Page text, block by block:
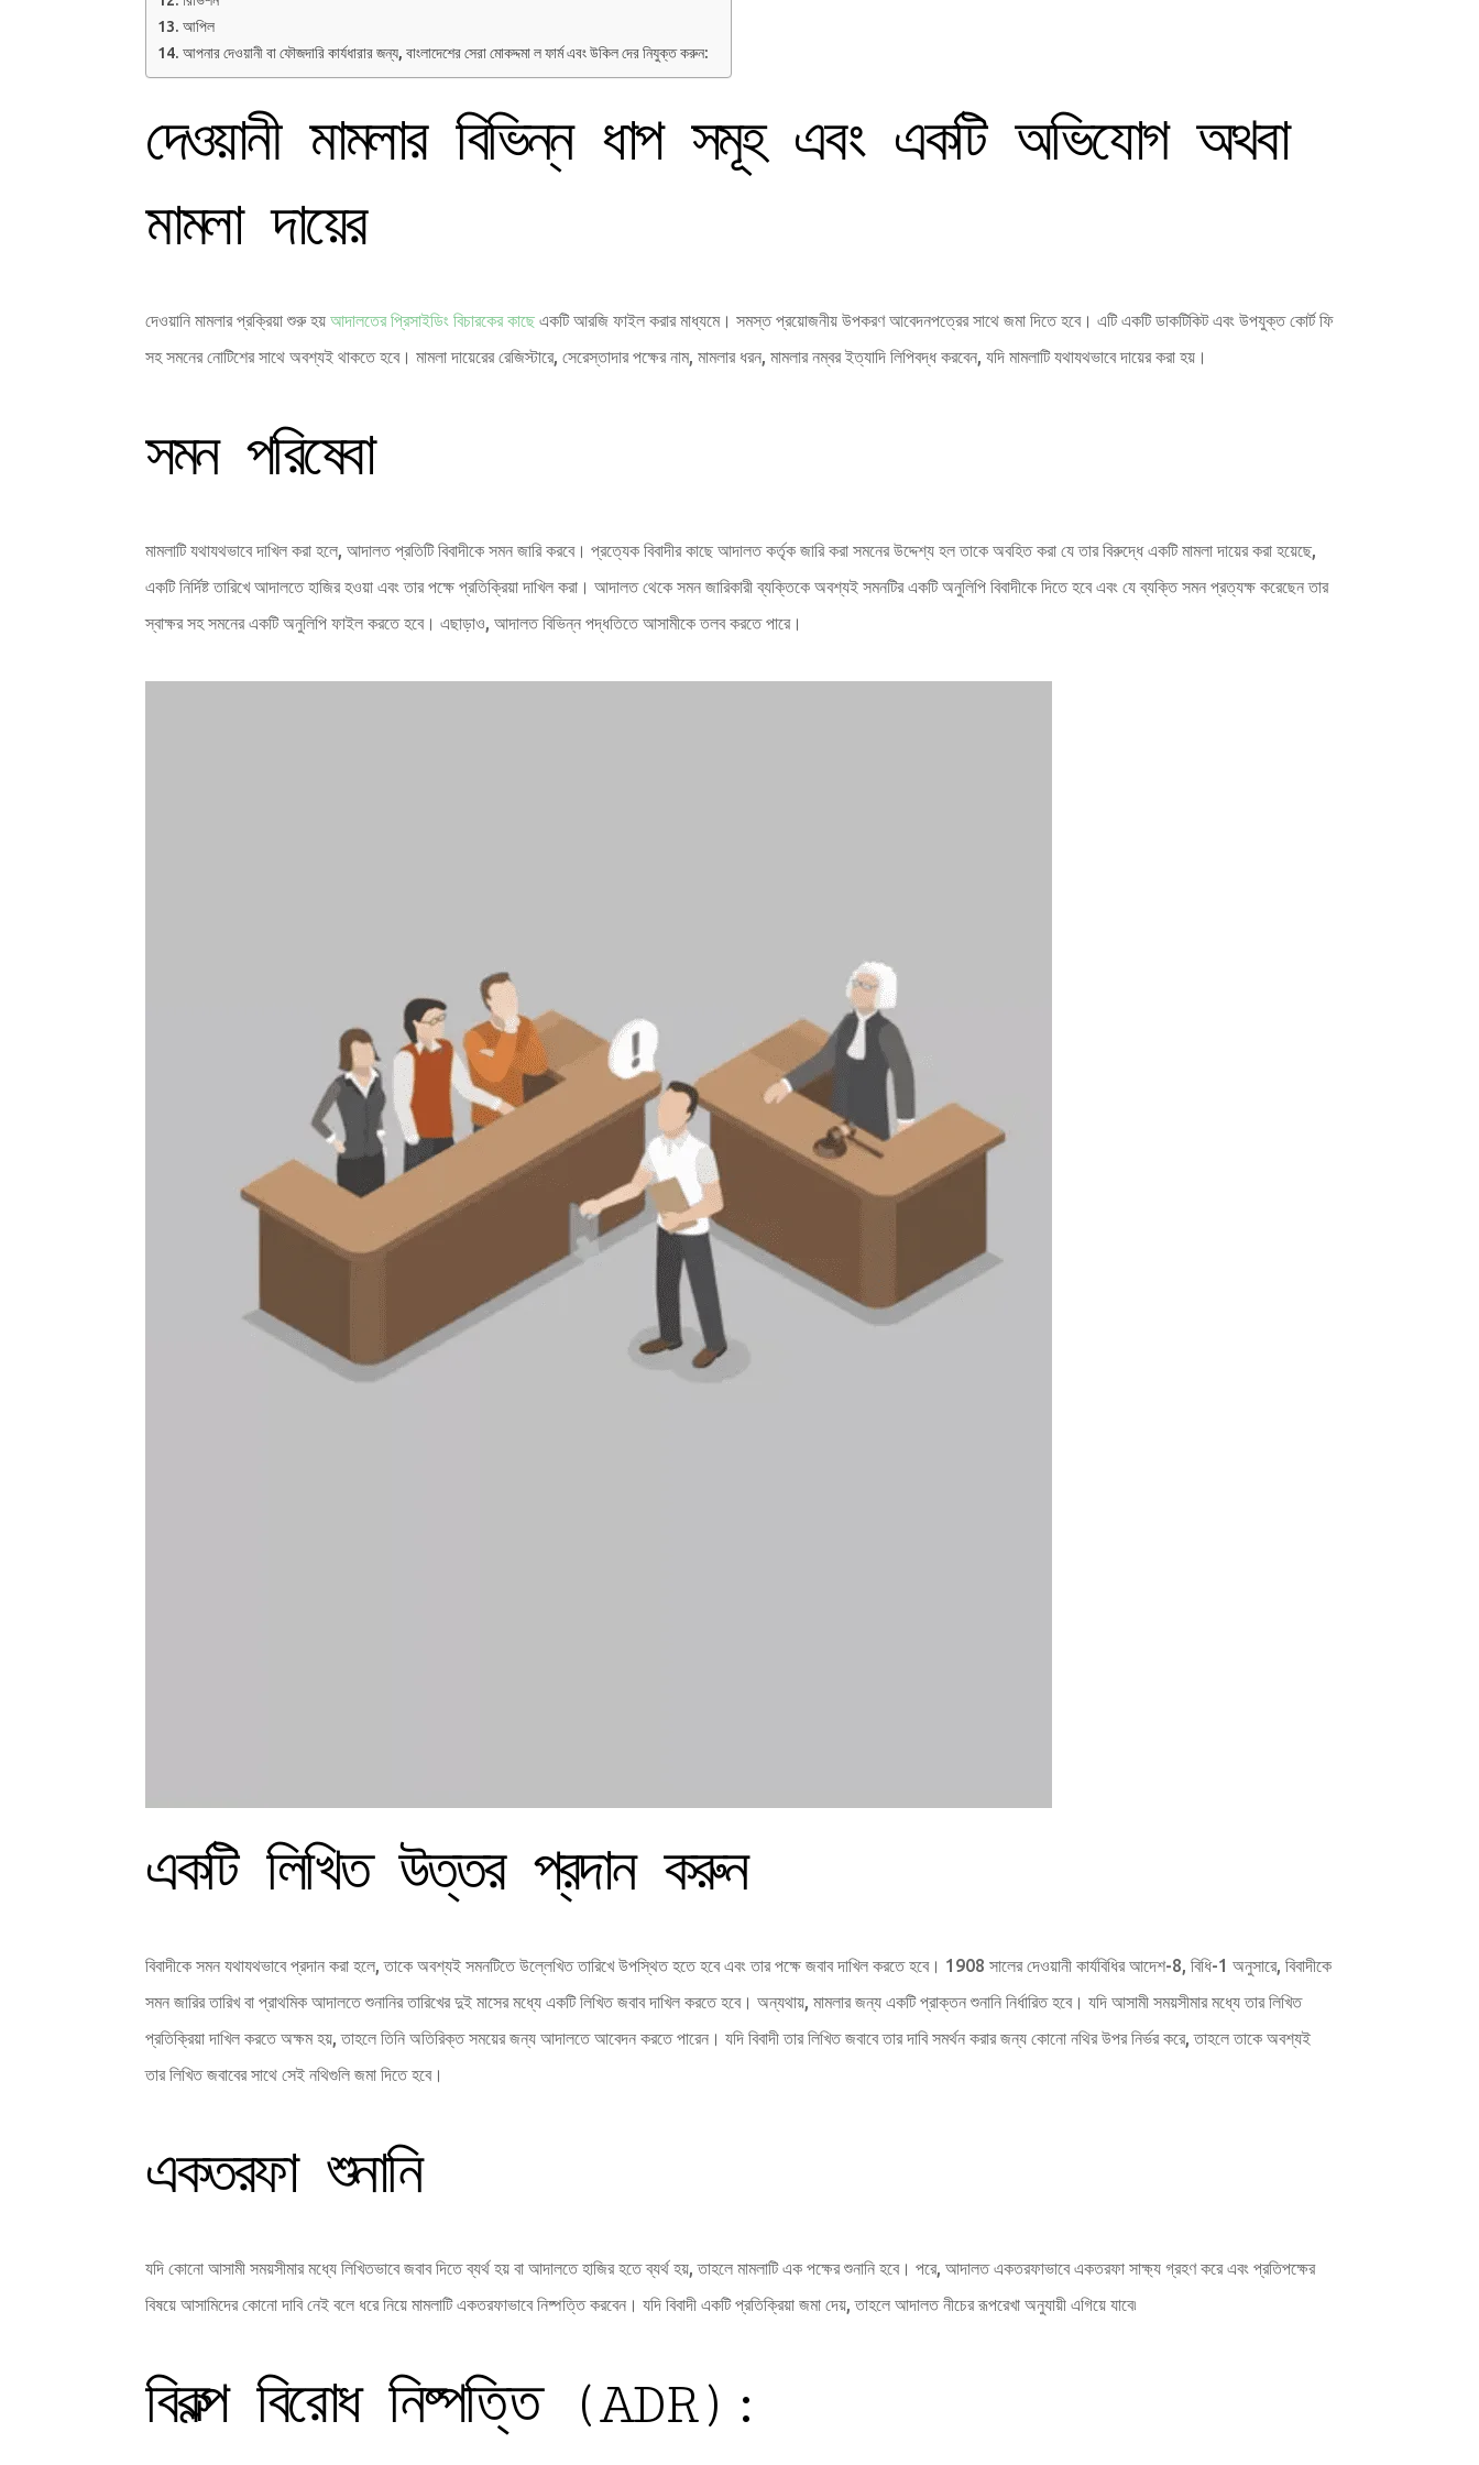
আপিল
আপনার দেওয়ানী বা ফৌজদারি কার্যধারার জন্য, বাংলাদেশের সেরা মোকদ্দমা ল ফার্ম এবং উকিল দের নিযুক্ত করুন:
দেওয়ানী মামলার বিভিন্ন ধাপ সমূহ এবং একটি অভিযোগ অথবা
মামলা দায়ের
দেওয়ানি মামলার প্রক্রিয়া শুরু হয় আদালতের প্রিসাইডিং বিচারকের কাছে একটি আরজি ফাইল করার মাধ্যমে। সমস্ত প্রয়োজনীয় উপকরণ আবেদনপত্রের সাথে জমা দিতে হবে। এটি একটি ডাকটিকিট এবং উপযুক্ত কোর্ট ফি
সহ সমনের নোটিশের সাথে অবশ্যই থাকতে হবে। মামলা দায়েরের রেজিস্টারে, সেরেস্তাদার পক্ষের নাম, মামলার ধরন, মামলার নম্বর ইত্যাদি লিপিবদ্ধ করবেন, যদি মামলাটি যথাযথভাবে দায়ের করা হয়।
সমন পরিষেবা
মামলাটি যথাযথভাবে দাখিল করা হলে, আদালত প্রতিটি বিবাদীকে সমন জারি করবে। প্রত্যেক বিবাদীর কাছে আদালত কর্তৃক জারি করা সমনের উদ্দেশ্য হল তাকে অবহিত করা যে তার বিরুদ্ধে একটি মামলা দায়ের করা হয়েছে,
একটি নির্দিষ্ট তারিখে আদালতে হাজির হওয়া এবং তার পক্ষে প্রতিক্রিয়া দাখিল করা। আদালত থেকে সমন জারিকারী ব্যক্তিকে অবশ্যই সমনটির একটি অনুলিপি বিবাদীকে দিতে হবে এবং যে ব্যক্তি সমন প্রত্যক্ষ করেছেন তার
স্বাক্ষর সহ সমনের একটি অনুলিপি ফাইল করতে হবে। এছাড়াও, আদালত বিভিন্ন পদ্ধতিতে আসামীকে তলব করতে পারে।
একটি লিখিত উত্তর প্রদান করুন
বিবাদীকে সমন যথাযথভাবে প্রদান করা হলে, তাকে অবশ্যই সমনটিতে উল্লেখিত তারিখে উপস্থিত হতে হবে এবং তার পক্ষে জবাব দাখিল করতে হবে। 1908 সালের দেওয়ানী কার্যবিধির আদেশ-8, বিধি-1 অনুসারে, বিবাদীকে
সমন জারির তারিখ বা প্রাথমিক আদালতে শুনানির তারিখের দুই মাসের মধ্যে একটি লিখিত জবাব দাখিল করতে হবে। অন্যথায়, মামলার জন্য একটি প্রাক্তন শুনানি নির্ধারিত হবে। যদি আসামী সময়সীমার মধ্যে তার লিখিত
প্রতিক্রিয়া দাখিল করতে অক্ষম হয়, তাহলে তিনি অতিরিক্ত সময়ের জন্য আদালতে আবেদন করতে পারেন। যদি বিবাদী তার লিখিত জবাবে তার দাবি সমর্থন করার জন্য কোনো নথির উপর নির্ভর করে, তাহলে তাকে অবশ্যই
তার লিখিত জবাবের সাথে সেই নথিগুলি জমা দিতে হবে।
একতরফা শুনানি
যদি কোনো আসামী সময়সীমার মধ্যে লিখিতভাবে জবাব দিতে ব্যর্থ হয় বা আদালতে হাজির হতে ব্যর্থ হয়, তাহলে মামলাটি এক পক্ষের শুনানি হবে। পরে, আদালত একতরফাভাবে একতরফা সাক্ষ্য গ্রহণ করে এবং প্রতিপক্ষের
বিষয়ে আসামিদের কোনো দাবি নেই বলে ধরে নিয়ে মামলাটি একতরফাভাবে নিষ্পত্তি করবেন। যদি বিবাদী একটি প্রতিক্রিয়া জমা দেয়, তাহলে আদালত নীচের রূপরেখা অনুযায়ী এগিয়ে যাবে৷
বিকল্প বিরোধ নিষ্পত্তি (ADR):